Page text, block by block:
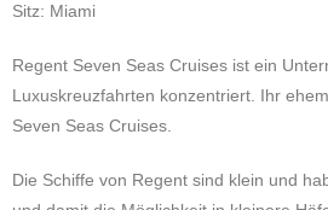
Sitz: Miami
Regent Seven Seas Cruises ist ein
Luxuskreuzfahrten konzentriert. Ihr
Seven Seas Cruises.
Die Schiffe von Regent sind klein und